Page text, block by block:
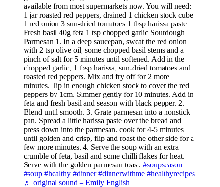
available from most supermarkets now. You will need:
1 jar roasted red peppers, drained 1 chicken stock cube
1 red onion 3 sun-dried tomatoes 1 tbsp harissa paste
Fresh basil 40g feta 1 tsp chopped garlic Sourdough
Parmesan 1. In a deep saucepan, sweat the red onion
with 2 tsp olive oil, some chopped basil stems and a
pinch of salt for 5 minutes until softened. Add in the
chopped garlic, 1 tbsp harissa, sun-dried tomatoes and
roasted red peppers. Mix and fry off for 2 more
minutes. Tip in enough chicken stock to cover the red
peppers by 1cm. Simmer gently for 10 minutes. Add in
feta and fresh basil and season with black pepper. 2.
Blend until smooth. 3. Grate parmesan into a nonstick
pan. Spread a little harissa paste over the bread and
press down into the parmesan. cook for 4-5 minutes
until golden and crisp, flip and roast the other side for a
few more minutes. 4. Serve the soup with an extra
crumble of feta, basil and some chilli flakes for heat.
Serve with the golden parmesan toast. #soupseason
#soup #healthy #dinner #dinnerwithme #healthyrecipes
♬ original sound – Emily English